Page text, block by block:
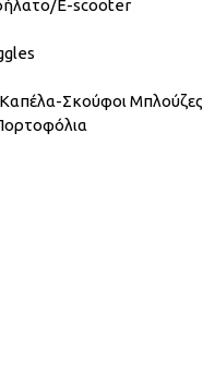
E-scooter
Καπέλα-Σκούφοι Μπλούζες